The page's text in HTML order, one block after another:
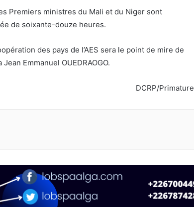
Premiers ministres du Mali et du Niger sont
de soixante-douze heures.
des pays de l’AES sera le point de mire de
Emmanuel OUEDRAOGO.
DCRP/Primature